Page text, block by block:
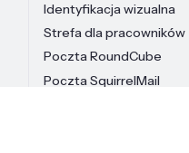
Identyfikacja wizualna
Strefa dla pracowników
Poczta RoundCube
Poczta SquirrelMail